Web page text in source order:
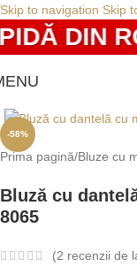
Skip to navigation Skip
DIN
-58%
Prima pagină/Bluze cu
Bluză cu
8065
(2 recenzii de